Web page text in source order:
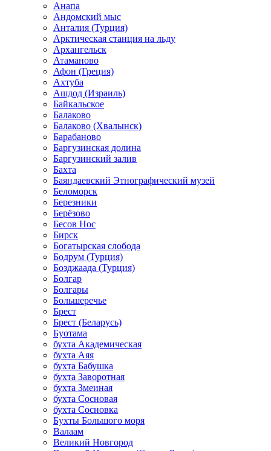
Анапа
Андомский мыс
Анталия (Турция)
Арктическая станция на льду
Архангельск
Атаманово
Афон (Греция)
Ахтуба
Ашдод (Израиль)
Байкальское
Балаково
Балаково (Хвалынск)
Барабаново
Баргузинская долина
Баргузинский залив
Бахта
Баяндаевский Этнографический музей
Беломорск
Березники
Берёзово
Бесов Нос
Бирск
Богатырская слобода
Бодрум (Турция)
Бозджаада (Турция)
Болгар
Болгары
Большеречье
Брест
Брест (Беларусь)
Буотама
бухта Академическая
бухта Аяя
бухта Бабушка
бухта Заворотная
бухта Змеиная
бухта Сосновая
бухта Сосновка
Бухты Большого моря
Валаам
Великий Новгород